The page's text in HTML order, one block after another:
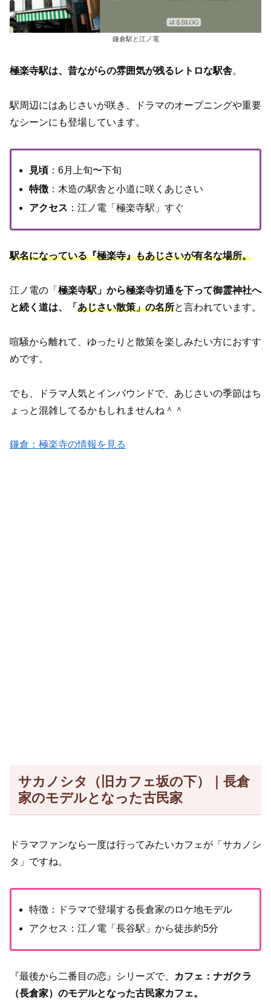
鎌倉駅と江ノ電
極楽寺駅は、昔ながらの雰囲気が残るレトロな駅舎。
駅周辺にはあじさいが咲き、ドラマのオープニングや重要
なシーンにも登場しています。
見頃 ：6月上旬〜下旬
特徴 ：木造の駅舎と小道に咲くあじさい
アクセス ：江ノ電「極楽寺駅」すぐ
駅名になっている『極楽寺』もあじさいが有名な場所。
江ノ電の「 極楽寺駅」から極楽寺切通を下って御霊神社へ
と続く道は、「 あじさい散策」の名所と言われています。
喧騒から離れて、ゆったりと散策を楽しみたい方におすす
めです。
でも、ドラマ人気とインバウンドで、あじさいの季節はち
ょっと混雑してるかもしれませんね＾＾
鎌倉：極楽寺の情報を見る
サカノシタ（旧カフェ坂の下）｜長倉
家のモデルとなった古民家
ドラマファンなら一度は行ってみたいカフェが「サカノシ
タ」ですね。
特徴：ドラマで登場する長倉家のロケ地モデル
アクセス：江ノ電「長谷駅」から徒歩約5分
『最後から二番目の恋』シリーズで、 カフェ ： ナガクラ
（長倉家）のモデルとなった古民家カフェ。